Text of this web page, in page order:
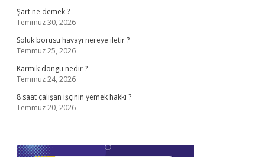
Şart ne demek ?
Temmuz 30, 2026
Soluk borusu havayı nereye iletir ?
Temmuz 25, 2026
Karmik döngü nedir ?
Temmuz 24, 2026
8 saat çalışan işçinin yemek hakkı ?
Temmuz 20, 2026